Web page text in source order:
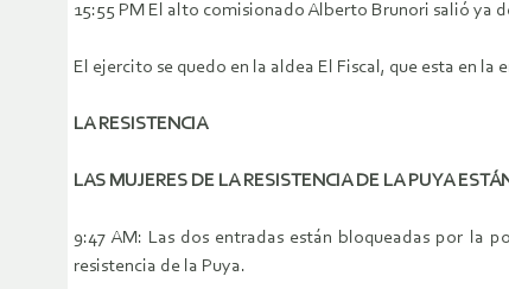
15:55 PM El alto comisionado Alberto Brunori salió ya
El ejercito se quedo en la aldea El Fiscal, que esta en la
LA RESISTENCIA
LAS MUJERES DE LA RESISTENCIA DE LA PUYA
9:47 AM: Las dos entradas están bloqueadas por la
resistencia de la Puya.